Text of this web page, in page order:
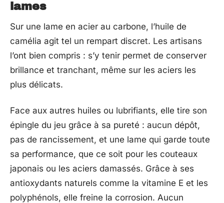
lames
Sur une lame en acier au carbone, l’huile de
camélia agit tel un rempart discret. Les artisans
l’ont bien compris : s’y tenir permet de conserver
brillance et tranchant, même sur les aciers les
plus délicats.
Face aux autres huiles ou lubrifiants, elle tire son
épingle du jeu grâce à sa pureté : aucun dépôt,
pas de rancissement, et une lame qui garde toute
sa performance, que ce soit pour les couteaux
japonais ou les aciers damassés. Grâce à ses
antioxydants naturels comme la vitamine E et les
polyphénols, elle freine la corrosion. Aucun